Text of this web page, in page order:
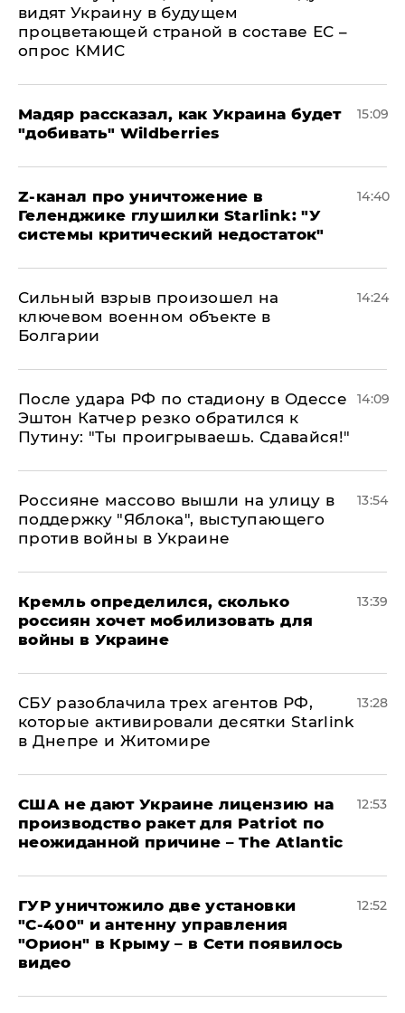
видят Украину в будущем
процветающей страной в составе ЕС –
опрос КМИС
Мадяр рассказал, как Украина будет
"добивать" Wildberries
15:09
Z-канал про уничтожение в
Геленджике глушилки Starlink: "У
системы критический недостаток"
14:40
Сильный взрыв произошел на
ключевом военном объекте в
Болгарии
14:24
После удара РФ по стадиону в Одессе
Эштон Катчер резко обратился к
Путину: "Ты проигрываешь. Сдавайся!"
14:09
Россияне массово вышли на улицу в
поддержку "Яблока", выступающего
против войны в Украине
13:54
Кремль определился, сколько
россиян хочет мобилизовать для
войны в Украине
13:39
СБУ разоблачила трех агентов РФ,
которые активировали десятки Starlink
в Днепре и Житомире
13:28
США не дают Украине лицензию на
производство ракет для Patriot по
неожиданной причине – The Atlantic
12:53
ГУР уничтожило две установки
"С‑400" и антенну управления
"Орион" в Крыму – в Сети появилось
видео
12:52